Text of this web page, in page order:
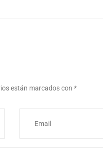
están marcados con *